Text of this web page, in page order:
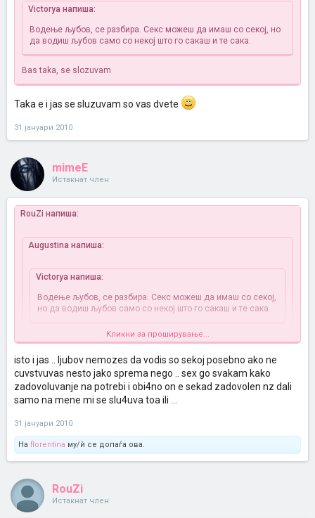
Victorya напиша:
Водење љубов, се разбира. Секс можеш да имаш со секој, но
да водиш љубов само со некој што го сакаш и те сака.
Bas taka, se slozuvam
Taka e i jas se sluzuvam so vas dvete
31 јануари 2010
mimeE
Истакнат член
RouZi напиша:
Augustina напиша:
Victorya напиша:
Водење љубов, се разбира. Секс можеш да имаш со секој,
но да водиш љубов само со некој што го сакаш и те сака.
Bas taka, se slozuvam
Taka e i jas se sluzuvam so vas dvete
Кликни за проширување...
isto i jas .. ljubov nemozes da vodis so sekoj posebno ako ne
cuvstvuvas nesto jako sprema nego .. sex go svakam kako
zadovoluvanje na potrebi i obi4no on e sekad zadovolen nz dali
samo na mene mi se slu4uva toa ili ...
31 јануари 2010
На florentina му/ѝ се допаѓа ова.
RouZi
Истакнат член